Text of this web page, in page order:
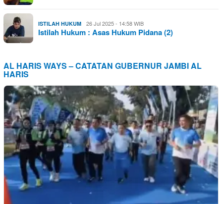
ISTILAH HUKUM 26 Jul 2025 - 14:58 WIB
Istilah Hukum : Asas Hukum Pidana (2)
AL HARIS WAYS – CATATAN GUBERNUR JAMBI AL
HARIS